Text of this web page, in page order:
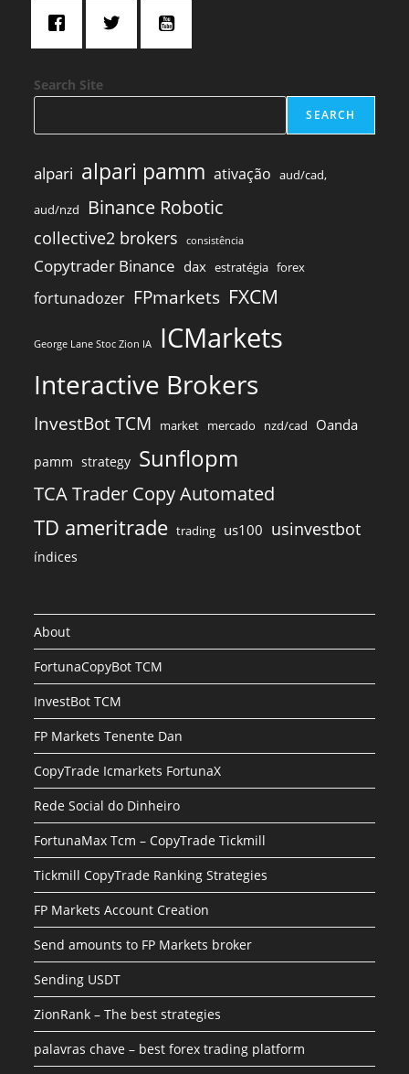
Search Site
SEARCH
alpari alpari pamm ativação aud/cad,
aud/nzd Binance Robotic
collective2 brokers consistência
Copytrader Binance dax estratégia forex
fortunadozer FPmarkets FXCM
George Lane Stoc Zion IA ICMarkets
Interactive Brokers
InvestBot TCM market mercado nzd/cad Oanda
pamm strategy Sunflopm
TCA Trader Copy Automated
TD ameritrade trading us100 usinvestbot
índices
About
FortunaCopyBot TCM
InvestBot TCM
FP Markets Tenente Dan
CopyTrade Icmarkets FortunaX
Rede Social do Dinheiro
FortunaMax Tcm – CopyTrade Tickmill
Tickmill CopyTrade Ranking Strategies
FP Markets Account Creation
Send amounts to FP Markets broker
Sending USDT
ZionRank – The best strategies
palavras chave – best forex trading platform